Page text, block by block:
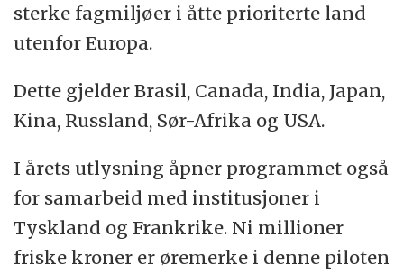
sterke fagmiljøer i åtte prioriterte land
utenfor Europa.
Dette gjelder Brasil, Canada, India, Japan,
Kina, Russland, Sør-Afrika og USA.
I årets utlysning åpner programmet også
for samarbeid med institusjoner i
Tyskland og Frankrike. Ni millioner
friske kroner er øremerke i denne piloten